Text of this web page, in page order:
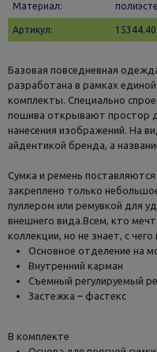
Материал:
Артикул: 15344.40
Базовая повседневная
разработана в рамках
комплекты. Специально
пошива открывают простор
нанесения изображений. На
айдентикой бренда, а
Сумка и ремень
закреплено только
пуллером или ремувкой для
внешнего вида.Всем, кто
коллекции, но не знает, с чего
Основное отделение на
Внутренний карман
Съемный регулируемый
Застежка – фастекс
В комплекте